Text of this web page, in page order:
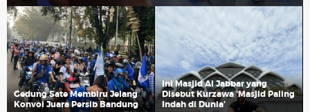
Gedung Sate Membiru Jelang
Konvoi Juara Persib Bandung
Ini Masjid Al Jabbar yang
Disebut Kurzawa 'Masjid Paling
Indah di Dunia'